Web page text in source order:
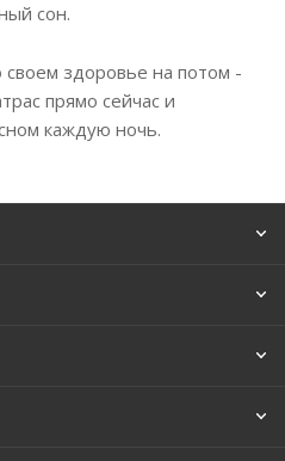
сон.
здоровье на потом -
прямо сейчас и
каждую ночь.